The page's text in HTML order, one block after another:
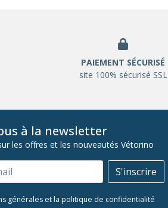
PAIEMENT SÉCURISÉ
site 100% sécurisé SSL
à la newsletter
les offres et les nouveautés Vétorino
S'inscrire
générales et la politique de confidentialité